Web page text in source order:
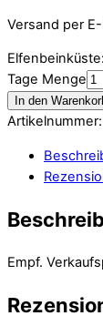
Versand per
Tage Menge
In den
Artikelnummer:
Empf.